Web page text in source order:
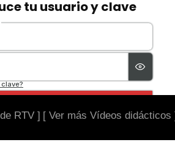
RTV ] [ Ver más Vídeos didácticos